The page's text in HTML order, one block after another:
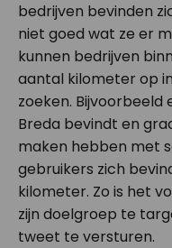
bedrijven bevinden
niet goed wat ze er
kunnen bedrijven
aantal kilometer op
zoeken. Bijvoorbeeld
Breda bevindt en
maken hebben met
gebruikers zich
kilometer. Zo is het
zijn doelgroep te
tweet te versturen.